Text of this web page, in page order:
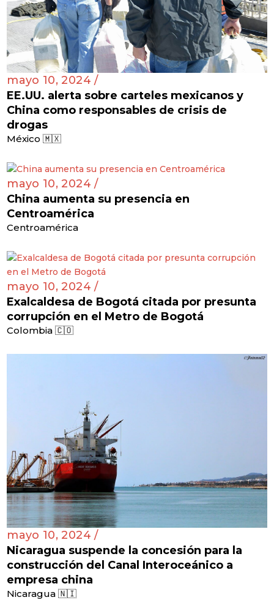
mayo 10, 2024 /
EE.UU. alerta sobre carteles mexicanos y
China como responsables de crisis de
drogas
México 🇲🇽
mayo 10, 2024 /
China aumenta su presencia en
Centroamérica
Centroamérica
mayo 10, 2024 /
Exalcaldesa de Bogotá citada por presunta
corrupción en el Metro de Bogotá
Colombia 🇨🇴
mayo 10, 2024 /
Nicaragua suspende la concesión para la
construcción del Canal Interoceánico a
empresa china
Nicaragua 🇳🇮